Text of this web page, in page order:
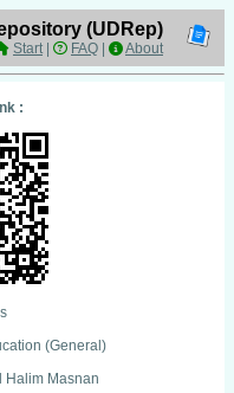
(UDRep)
Start| FAQ About
:
(General)
Halim Masnan